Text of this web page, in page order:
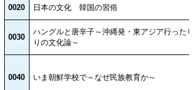
0020 日本の文化 韓国の習俗
0030
ハングルと唐辛子～沖縄発・東アジア行ったり
りの文化論～
0040 いま朝鮮学校で～なぜ民族教育か～